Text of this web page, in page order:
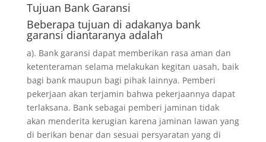
Tujuan Bank Garansi
Beberapa tujuan di adakanya bank
garansi diantaranya adalah
a). Bank garansi dapat memberikan rasa aman dan
ketenteraman selama melakukan kegitan uasah, baik
bagi bank maupun bagi pihak lainnya. Pemberi
pekerjaan akan terjamin bahwa pekerjaannya dapat
terlaksana. Bank sebagai pemberi jaminan tidak
akan menderita kerugian karena jaminan lawan yang
di berikan benar dan sesuai persyaratan yang di